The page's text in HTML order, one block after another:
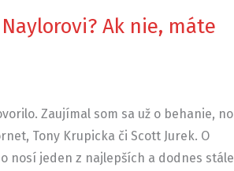
Ak nie, máte
Zaujímal som sa už o behanie, no
Tony Krupicka či Scott Jurek. O
nosí jeden z najlepších a dodnes stále